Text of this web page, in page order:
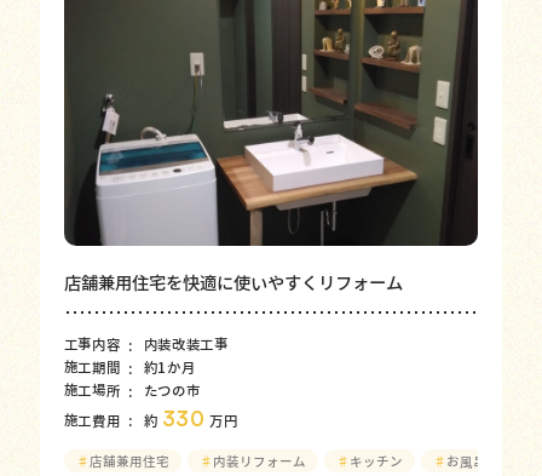
店舗兼用住宅を快適に使いやすくリフォーム
工事内容
内装改装工事
施工期間
約1か月
施工場所
たつの市
施工費用 約 330 万円
♯ 店舗兼用住宅 ♯ 内装リフォーム ♯ キッチン ♯ お風呂